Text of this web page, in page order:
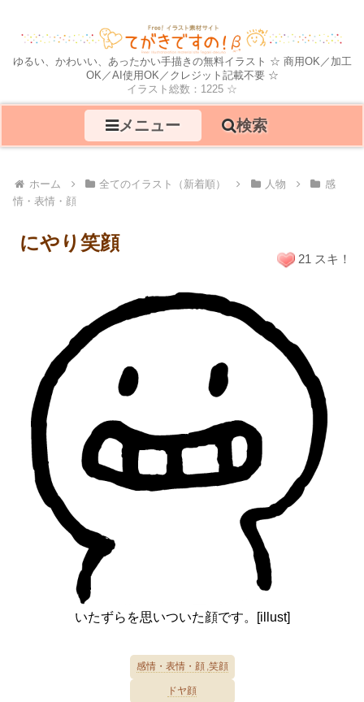
ゆるい、かわいい、あったかい手描きの無料イラスト ☆ 商用OK／加工
OK／AI使用OK／クレジット記載不要 ☆
イラスト総数：1225 ☆
メニュー 検索
ホーム 全てのイラスト（新着順） 人物
感
情・表情・顔
にやり笑顔
いたずらを思いついた顔です。[illust]
感情・表情・顔 笑顔
ドヤ顔
21 スキ！